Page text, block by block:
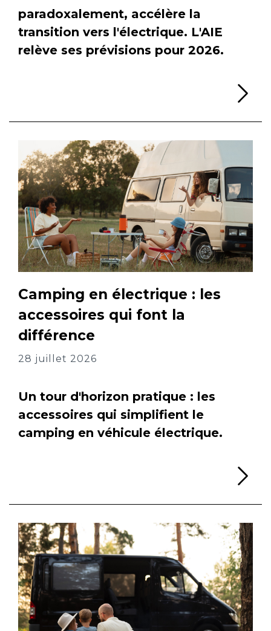
paradoxalement, accélère la
transition vers l'électrique. L'AIE
relève ses prévisions pour 2026.
Camping en électrique : les
accessoires qui font la
différence
28 juillet 2026
Un tour d'horizon pratique : les
accessoires qui simplifient le
camping en véhicule électrique.